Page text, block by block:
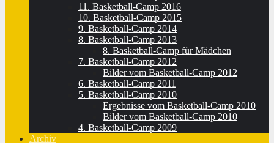
11. Basketball-Camp 2016
10. Basketball-Camp 2015
9. Basketball-Camp 2014
8. Basketball-Camp 2013
8. Basketball-Camp für Mädchen
7. Basketball-Camp 2012
Bilder vom Basketball-Camp 2012
6. Basketball-Camp 2011
5. Basketball-Camp 2010
Ergebnisse vom Basketball-Camp 2010
Bilder vom Basketball-Camp 2010
4. Basketball-Camp 2009
Archiv